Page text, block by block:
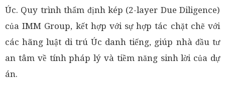
Úc. Quy trình thẩm định kép (2-layer Due Diligence)
của IMM Group, kết hợp với sự hợp tác chặt chẽ với
các hãng luật di trú Úc danh tiếng, giúp nhà đầu tư
an tâm về tính pháp lý và tiềm năng sinh lời của dự
án.